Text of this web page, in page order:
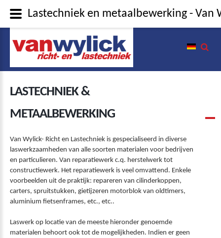
LASTECHNIEK &
METAALBEWERKING
Van Wylick- Richt en Lastechniek is gespecialiseerd in diverse
laswerkzaamheden van alle soorten materialen voor bedrijven
en particulieren. Van reparatiewerk c.q. herstelwerk tot
constructiewerk. Het reparatiewerk is veel omvattend. Enkele
voorbeelden uit de praktijk: repareren van cilinderkoppen,
carters, spruitstukken, gietijzeren motorblok van oldtimers,
aluminium fietsenframes, etc., etc..
Laswerk op locatie van de meeste hieronder genoemde
materialen behoort ook tot de mogelijkheden. Indien er geen
Lastechniek en metaalbewerking - Van